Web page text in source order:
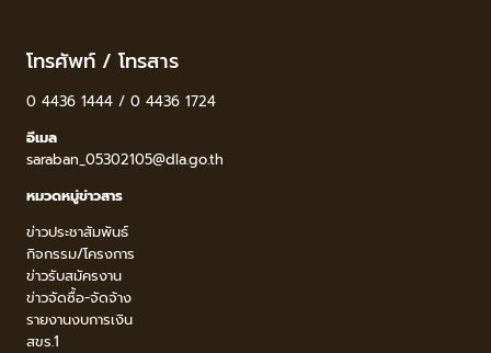
โทรศัพท์ / โทรสาร
0 4436 1444 / 0 4436 1724
อีเมล
saraban_05302105@dla.go.th
หมวดหมู่ข่าวสาร
ข่าวประชาสัมพันธ์
กิจกรรม/โครงการ
ข่าวรับสมัครงาน
ข่าวจัดซื้อ-จัดจ้าง
รายงานงบการเงิน
สขร.1